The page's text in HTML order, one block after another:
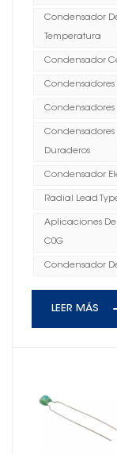
Condensador
Temperatura
Condensador
Condensadores
Condensadores
Condensadores
Duraderos
Condensador
Radial Lead
Aplicaciones De
C0G
Condensador
LEER MÁS